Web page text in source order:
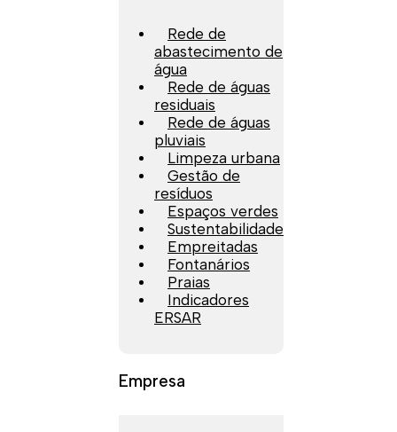
Rede de
abastecimento de
água
Rede de águas
residuais
Rede de águas
pluviais
Limpeza urbana
Gestão de
resíduos
Espaços verdes
Sustentabilidade
Empreitadas
Fontanários
Praias
Indicadores
ERSAR
Empresa